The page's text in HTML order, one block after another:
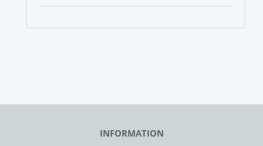
INFORMATION